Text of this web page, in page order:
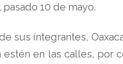
10 de mayo.
sus integrantes,
en las calles, por